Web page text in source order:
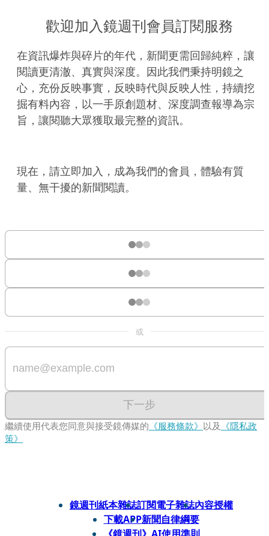
歡迎加入鏡週刊會員訂閱服務
在資訊爆炸與碎片的年代，新聞更需回歸純粹，讓
閱讀更清澈、真實與深度。因此我們秉持明鏡之
心，充份反映事實，反映時代與反映人性，持續挖
掘有料內容，以一手原創題材、深度調查報導為宗
旨，讓閱聽大眾獲取最完整的資訊。
現在，請立即加入，成為我們的會員，體驗有質
量、無干擾的新聞閱讀。
或
下一步
繼續使用代表您同意與接受鏡傳媒的 《服務條款》 以及 《隱私政
策》
鏡週刊紙本雜誌訂閱電子雜誌內容授權
下載APP新聞自律綱要